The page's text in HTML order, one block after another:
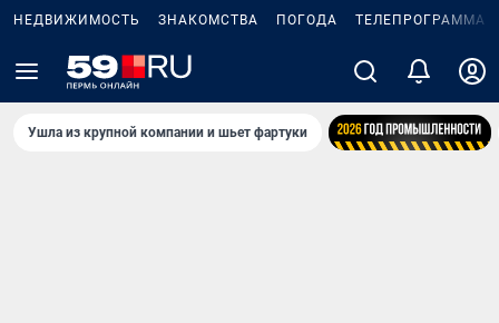
НЕДВИЖИМОСТЬ ЗНАКОМСТВА ПОГОДА ТЕЛЕПРОГРАММА
Ушла из крупной компании и шьет фартуки